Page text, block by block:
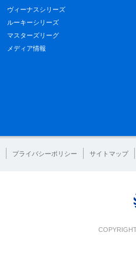
ヴィーナスシリーズ
ルーキーシリーズ
マスターズリーグ
メディア情報
プライバシーポリシー サイトマップ